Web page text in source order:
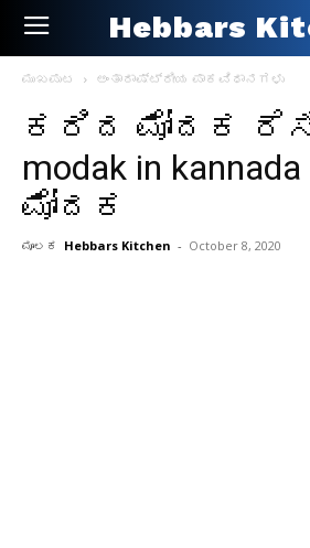
Hebbars
ಮುಖಪುಟ ಅಂತಾರಾಷ್ಟ್ರೀಯ ಪಾಕವಿಧಾನಗಳು
ಕರಿದ ಮೋದಕ
modak in
ಮೋದಕ
ಮೂಲಕ Hebbars Kitchen - October 8, 2020